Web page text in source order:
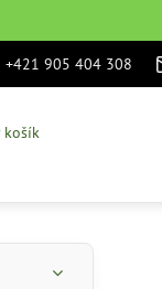
+421 905 404 308
košík